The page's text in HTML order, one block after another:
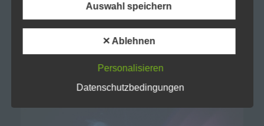
Verantwortlicher im Sinne der Datenschutz-
Europäischen Union geltenden Datenschutzgesetze
und anderer Bestimmungen mit
datenschutzrechtlichem Charakter ist die:
Auswahl speichern
✕ Ablehnen
Personalisieren
Datenschutzbedingungen